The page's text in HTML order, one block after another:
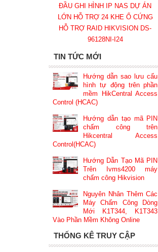
ĐẦU GHI HÌNH IP NAS DỰ ÁN
LỚN HỖ TRỢ 24 KHE Ổ CỨNG
HỖ TRỢ RAID HIKVISION DS-
96128NI-I24
TIN TỨC MỚI
Hướng dẫn sao lưu cấu
hình tự động trên phần
mềm HikCentral Access
Control (HCAC)
Hướng dẫn tạo mã PIN
chấm công trên
Hikcentral Access
Control(HCAC)
Hướng Dẫn Tạo Mã PIN
Trên Ivms4200 máy
chấm công Hikvision
Nguyên Nhân Thêm Các
Máy Chấm Công Dòng
Mới K1T344, K1T343
Vào Phần Mềm Không Online
THỐNG KÊ TRUY CẬP